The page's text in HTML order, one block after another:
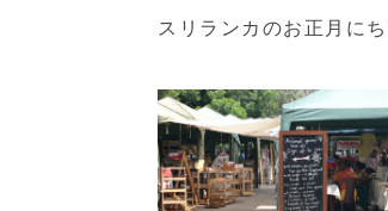
スリランカのお正月に